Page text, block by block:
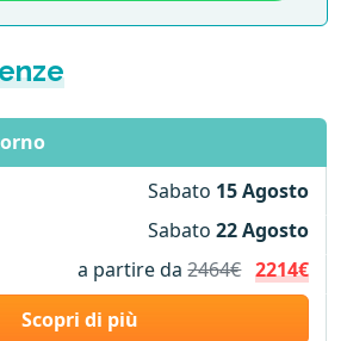
Sabato 15 Agosto
Sabato22 Agosto
a partire da2464€ 2214€
Scopri di più